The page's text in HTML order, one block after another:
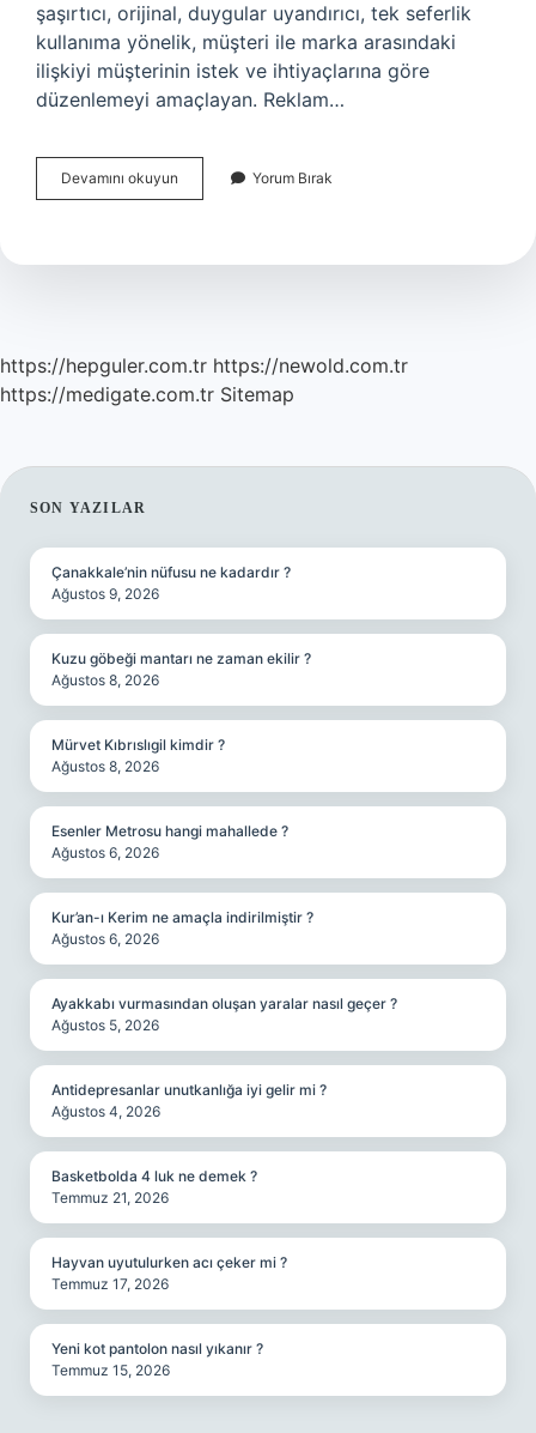
şaşırtıcı, orijinal, duygular uyandırıcı, tek seferlik
kullanıma yönelik, müşteri ile marka arasındaki
ilişkiyi müşterinin istek ve ihtiyaçlarına göre
düzenlemeyi amaçlayan. Reklam…
Devamını okuyun
Nedir
Yarar
Yorum Bırak
https://hepguler.com.tr https://newold.com.tr
https://medigate.com.tr Sitemap
SIDEBAR
SON YAZILAR
Çanakkale’nin nüfusu ne kadardır ?
Ağustos 9, 2026
Kuzu göbeği mantarı ne zaman ekilir ?
Ağustos 8, 2026
Mürvet Kıbrıslıgil kimdir ?
Ağustos 8, 2026
Esenler Metrosu hangi mahallede ?
Ağustos 6, 2026
Kur’an-ı Kerim ne amaçla indirilmiştir ?
Ağustos 6, 2026
Ayakkabı vurmasından oluşan yaralar nasıl geçer ?
Ağustos 5, 2026
Antidepresanlar unutkanlığa iyi gelir mi ?
Ağustos 4, 2026
Basketbolda 4 luk ne demek ?
Temmuz 21, 2026
Hayvan uyutulurken acı çeker mi ?
Temmuz 17, 2026
Yeni kot pantolon nasıl yıkanır ?
Temmuz 15, 2026